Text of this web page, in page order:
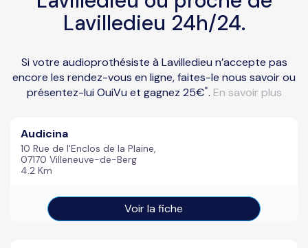
Lavilledieu 24h/24.
Si votre audioprothésiste à Lavilledieu n’accepte pas
encore les rendez-vous en ligne, faites-le nous savoir ou
présentez-lui OuiVu et gagnez 25€*. En savoir plus
Audicina
10 Rue de l'Enclos de la Plaine,
07170 Villeneuve-de-Berg
4.2 Km
Voir la fiche